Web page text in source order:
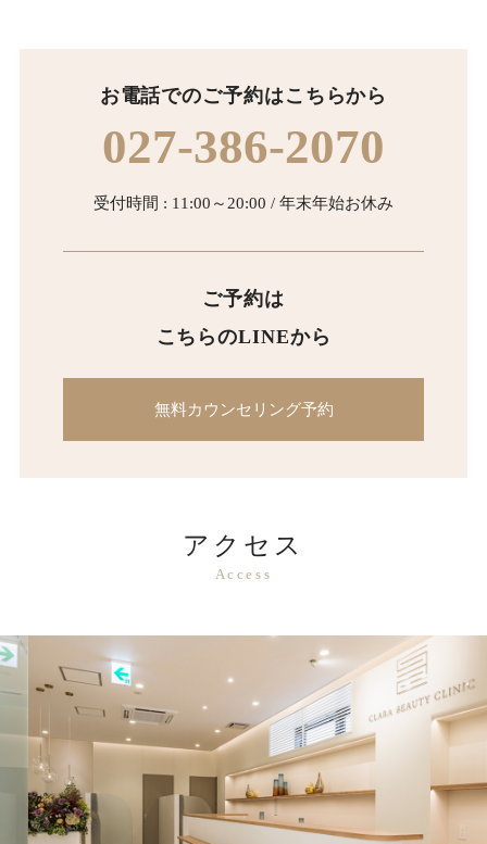
お電話でのご予約はこちらから
027-386-2070
受付時間 : 11:00～20:00 / 年末年始お休み
ご予約は
こちらのLINEから
無料カウンセリング予約
アクセス
Access